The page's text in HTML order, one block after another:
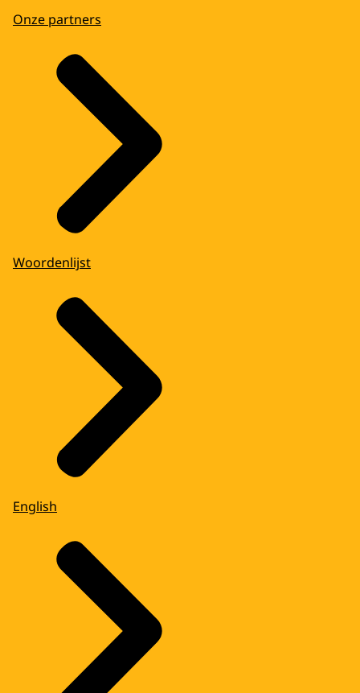
Onze partners
Woordenlijst
English